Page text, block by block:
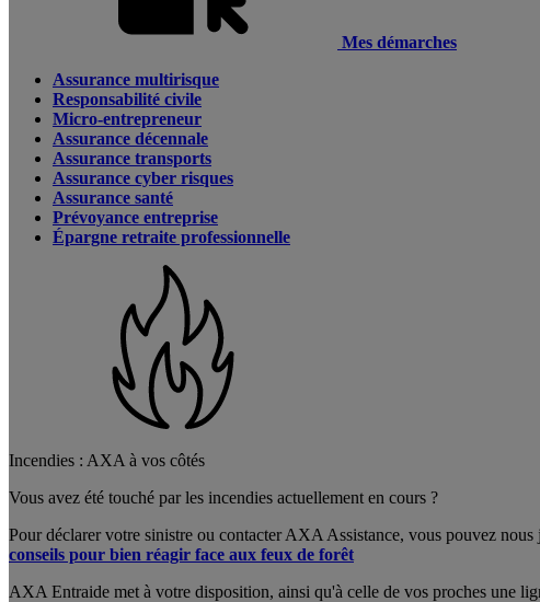
Mes démarches
Assurance multirisque
Responsabilité civile
Micro-entrepreneur
Assurance décennale
Assurance transports
Assurance cyber risques
Assurance santé
Prévoyance entreprise
Épargne retraite professionnelle
Incendies : AXA à vos côtés
Vous avez été touché par les incendies actuellement en cours ?
Pour déclarer votre sinistre ou contacter AXA Assistance, vous pouvez nous
conseils pour bien réagir face aux feux de forêt
AXA Entraide met à votre disposition, ainsi qu'à celle de vos proches une